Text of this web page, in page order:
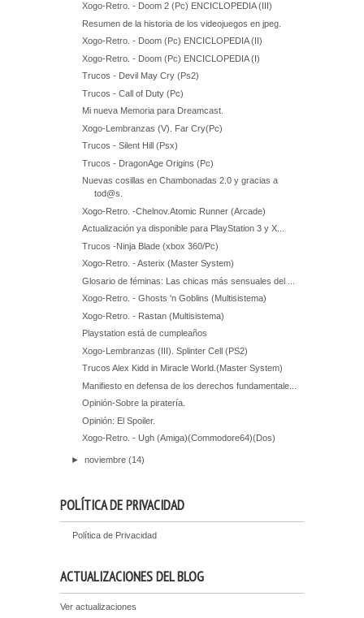
Xogo-Retro. - Doom 2 (Pc) ENCICLOPEDIA (III)
Resumen de la historia de los videojuegos en jpeg.
Xogo-Retro. - Doom (Pc) ENCICLOPEDIA (II)
Xogo-Retro. - Doom (Pc) ENCICLOPEDIA (I)
Trucos - Devil May Cry (Ps2)
Trucos - Call of Duty (Pc)
Mi nueva Memoria para Dreamcast.
Xogo-Lembranzas (V). Far Cry(Pc)
Trucos - Silent Hill (Psx)
Trucos - DragonAge Origins (Pc)
Nuevas cosillas en Chambonadas 2.0 y gracias a
tod@s.
Xogo-Retro. -Chelnov.Atomic Runner (Arcade)
Actualización ya disponible para PlayStation 3 y X...
Trucos -Ninja Blade (xbox 360/Pc)
Xogo-Retro. - Asterix (Master System)
Glosario de féminas: Las chicas más sensuales del ...
Xogo-Retro. - Ghosts 'n Goblins (Multisistema)
Xogo-Retro. - Rastan (Multisistema)
Playstation está de cumpleaños
Xogo-Lembranzas (III). Splinter Cell (PS2)
Trucos Alex Kidd in Miracle World.(Master System)
Manifiesto en defensa de los derechos fundamentale...
Opinión-Sobre la piratería.
Opinión: El Spoiler.
Xogo-Retro. - Ugh (Amiga)(Commodore64)(Dos)
►noviembre(14)
POLÍTICA DE PRIVACIDAD
Política de Privacidad
ACTUALIZACIONES DEL BLOG
Ver actualizaciones